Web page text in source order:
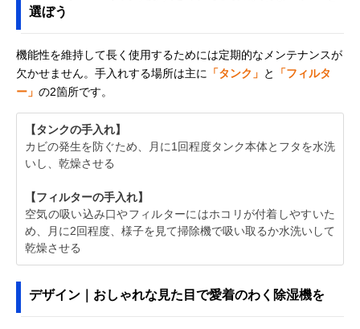
選ぼう
機能性を維持して長く使用するためには定期的なメンテナンスが
欠かせません。手入れする場所は主に
「タンク」 と
「フィルタ
ー」 の2箇所です。
【タンクの手入れ】
カビの発生を防ぐため、月に1回程度タンク本体とフタを水洗
いし、乾燥させる
【フィルターの手入れ】
空気の吸い込み口やフィルターにはホコリが付着しやすいた
め、月に2回程度、様子を見て掃除機で吸い取るか水洗いして
乾燥させる
デザイン｜おしゃれな見た目で愛着のわく除湿機を